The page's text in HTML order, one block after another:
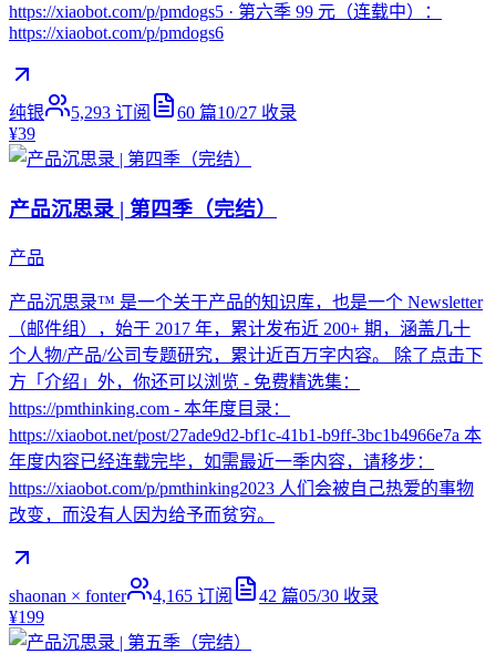
https://xiaobot.com/p/pmdogs5 · 第六季 99 元（连载中）：
https://xiaobot.com/p/pmdogs6
纯银 5,293 订阅 60 篇10/27 收录
¥39
产品沉思录 | 第四季（完结）
产品
产品沉思录™ 是一个关于产品的知识库，也是一个 Newsletter
（邮件组），始于 2017 年，累计发布近 200+ 期，涵盖几十
个人物/产品/公司专题研究，累计近百万字内容。 除了点击下
方「介绍」外，你还可以浏览 - 免费精选集：
https://pmthinking.com - 本年度目录：
https://xiaobot.net/post/27ade9d2-bf1c-41b1-b9ff-3bc1b4966e7a 本
年度内容已经连载完毕，如需最近一季内容，请移步：
https://xiaobot.com/p/pmthinking2023 人们会被自己热爱的事物
改变，而没有人因为给予而贫穷。
shaonan × fonter 4,165 订阅 42 篇05/30 收录
¥199